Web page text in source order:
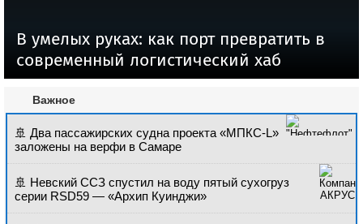
Торговая площадка
Судостроение
Реклама
Флот
Разделы
В умелых руках: как порт превратить в
современный логистический хаб
Важное
🚢 Два пассажирских судна проекта «МПКС-L»
заложены на верфи в Самаре
🚢 Невский ССЗ спустил на воду пятый сухогруз
серии RSD59 — «Архип Куинджи»